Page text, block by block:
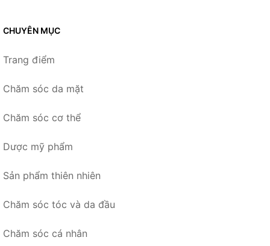
CHUYÊN MỤC
Trang điểm
Chăm sóc da mặt
Chăm sóc cơ thể
Dược mỹ phẩm
Sản phẩm thiên nhiên
Chăm sóc tóc và da đầu
Chăm sóc cá nhân